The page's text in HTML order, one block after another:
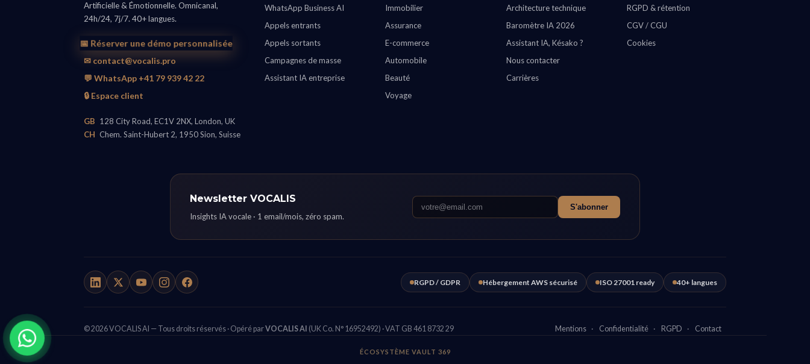
Artificielle & Émotionnelle. Omnicanal,
24h/24, 7j/7. 40+ langues.
📅 Réserver une démo personnalisée
✉ contact@vocalis.pro
💬 WhatsApp +41 79 939 42 22
🔒 Espace client
GB 128 City Road, EC1V 2NX, London, UK
CH Chem. Saint-Hubert 2, 1950 Sion, Suisse
WhatsApp Business AI
Appels entrants
Appels sortants
Campagnes de masse
Assistant IA entreprise
Immobilier
Assurance
E-commerce
Automobile
Beauté
Voyage
Architecture technique
Baromètre IA 2026
Assistant IA, Késako ?
Nous contacter
Carrières
RGPD & rétention
CGV / CGU
Cookies
Newsletter VOCALIS
Insights IA vocale · 1 email/mois, zéro spam.
S'abonner
RGPD / GDPR Hébergement AWS sécurisé ISO 27001 ready 40+ langues
© 2026 VOCALIS AI — Tous droits réservés · Opéré parVOCALIS AI (UK Co. N° 16952492) · VAT GB 461 8732 29 Mentions · Confidentialité · RGPD · Contact
ÉCOSYSTÈME VAULT 369